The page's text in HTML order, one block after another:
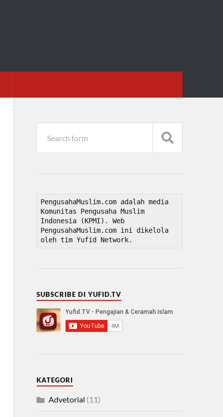
PengusahaMuslim.com adalah media
Komunitas Pengusaha Muslim
Indonesia (KPMI). Web
PengusahaMuslim.com ini dikelola
oleh tim Yufid Network.
SUBSCRIBE DI YUFID.TV
KATEGORI
Advetorial (11)